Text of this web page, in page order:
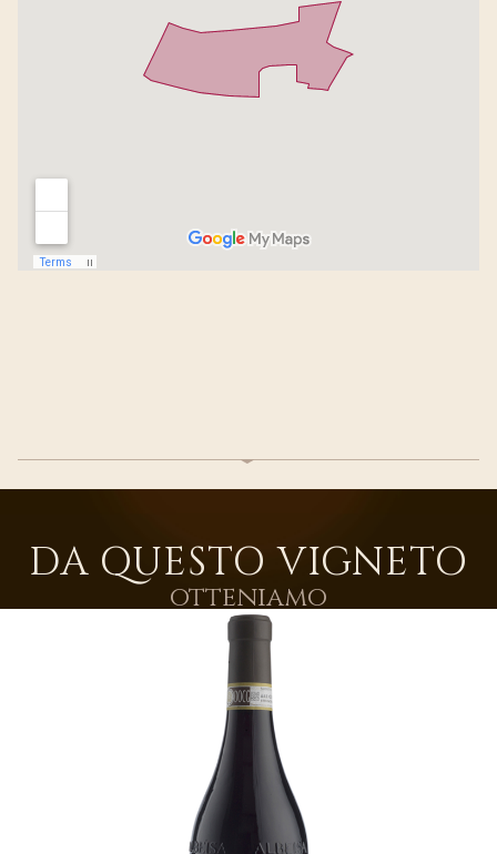
DA QUESTO VIGNETO
otteniamo